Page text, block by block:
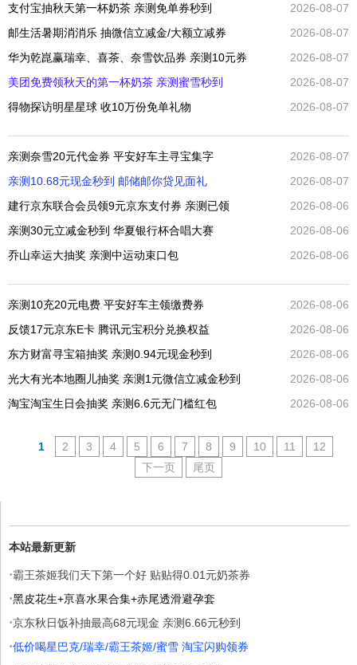
2026-08-07
支付宝抽秋天第一杯奶茶 亲测免单券秒到
2026-08-07
邮生活暑期消消乐 抽微信立减金/大额立减券
2026-08-07
华为乾崑赢瑞幸、喜茶、奈雪饮品券 亲测10元券
2026-08-07
美团免费领秋天的第一杯奶茶 亲测蜜雪秒到
2026-08-07
得物探访明星星球 收10万份免单礼物
2026-08-07
亲测奈雪20元代金券 平安好车主寻宝集字
2026-08-07
亲测10.68元现金秒到 邮储邮你贷见面礼
2026-08-06
建行京东联合会员领9元京东支付券 亲测已领
2026-08-06
亲测30元立减金秒到 华夏银行杯合唱大赛
2026-08-06
乔山幸运大抽奖 亲测中运动束口包
2026-08-06
亲测10充20元电费 平安好车主领缴费券
2026-08-06
反馈17元京东E卡 腾讯元宝积分兑换权益
2026-08-06
东方财富寻宝箱抽奖 亲测0.94元现金秒到
2026-08-06
光大有光本地圈儿抽奖 亲测1元微信立减金秒到
2026-08-06
淘宝淘宝生日会抽奖 亲测6.6元无门槛红包
1 2 3 4 5 6 7 8 9 10 11
12
下一页
尾页
本站最新更新
·霸王茶姬我们天下第一个好 贴贴得0.01元奶茶券
·黑皮花生+亰喜水果合集+赤尾透滑避孕套
·京东秋日饭补抽最高68元现金 亲测6.66元秒到
·低价喝星巴克/瑞幸/霸王茶姬/蜜雪 淘宝闪购领券